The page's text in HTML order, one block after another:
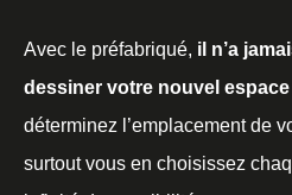
Avec le préfabriqué, il n’a
dessiner votre nouvel
déterminez l’emplacement de
surtout vous en choisissez